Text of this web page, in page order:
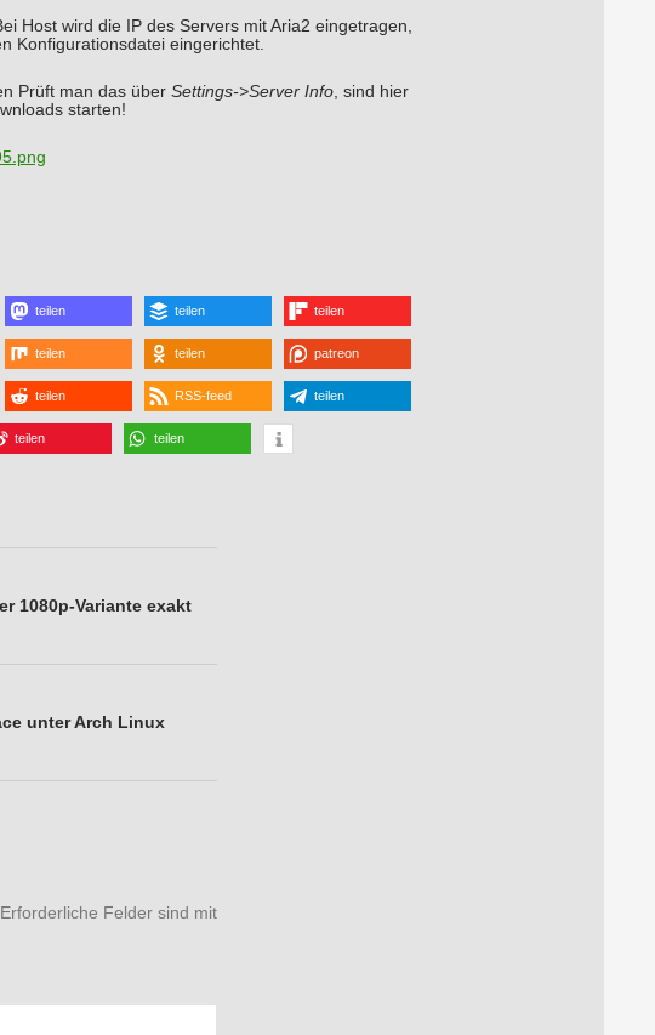
Host wird die IP des Servers mit Aria2 eingetragen,
Konfigurationsdatei eingerichtet.
Prüft man das über Settings->Server Info, sind hier
starten!
teilen teilen teilen
teilen teilen patreon
teilen RSS-feed teilen
teilen teilen
1080p-Variante exakt
unter Arch Linux
Erforderliche Felder sind mit